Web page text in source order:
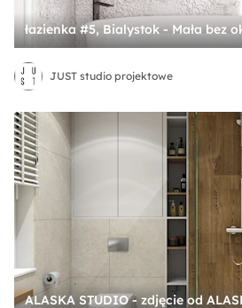
JUST studio projektowe